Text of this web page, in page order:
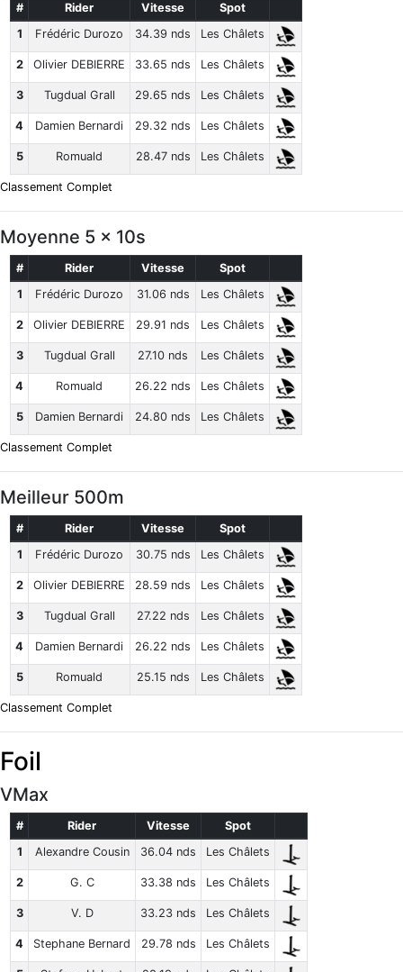
# Rider Vitesse
Spot
1
Frédéric Durozo 34.39 nds Les Châlets
2 Olivier DEBIERRE 33.65 nds Les Châlets
3 Tugdual Grall 29.65 nds Les Châlets
4 Damien Bernardi 29.32 nds Les Châlets
5 Romuald 28.47 nds Les Châlets
Classement Complet
Moyenne 5 x 10s
# Rider Vitesse
Spot
1
Frédéric Durozo 31.06 nds Les Châlets
2 Olivier DEBIERRE 29.91 nds Les Châlets
3 Tugdual Grall 27.10 nds Les Châlets
4 Romuald 26.22 nds Les Châlets
5 Damien Bernardi 24.80 nds Les Châlets
Classement Complet
Meilleur 500m
# Rider Vitesse
Spot
1
Frédéric Durozo 30.75 nds Les Châlets
2 Olivier DEBIERRE 28.59 nds Les Châlets
3 Tugdual Grall 27.22 nds Les Châlets
4 Damien Bernardi 26.22 nds Les Châlets
5 Romuald 25.15 nds Les Châlets
Classement Complet
Foil
VMax
# Rider Vitesse
Spot
1
Alexandre Cousin 36.04 nds Les Châlets
2 G. C 33.38 nds Les Châlets
3 V. D 33.23 nds Les Châlets
4 Stephane Bernard 29.78 nds Les Châlets